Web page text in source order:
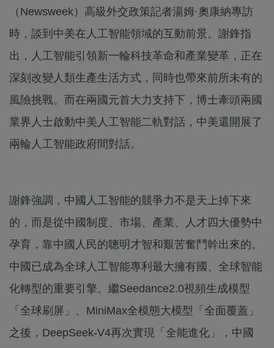
（Newsweek）高級外交政策記者湯姆·奧康納專訪
時，談到中美在人工智能領域的互動前景。謝鋒指
出，人工智能引領新一輪科技革命和產業變革，正在
深刻改變人類生產生活方式，同時也帶來前所未有的
風險挑戰。而在兩國元首大力支持下，博士牽頭兩國
業界人士啟動中美人工智能二軌對話，中美還開展了
兩輪人工智能政府間對話。
謝鋒強調，中國人工智能的競爭力不是天上掉下來
的，而是從中國制度、市場、產業、人才四大優勢中
孕育，靠中國人民的聰明才智和艱苦奮鬥幹出來的。
中國已成為全球人工智能專利最大擁有國、全球智能
化轉型的重要引擎。繼Seedance2.0視頻生成模型
「全球刷屏」、MiniMax全模態大模型「全面覆蓋」
之後，DeepSeek-V4再次實現「全能進化」，中國